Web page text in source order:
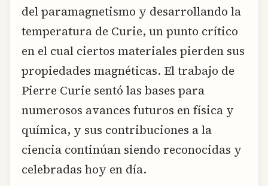
del paramagnetismo y desarrollando la
temperatura de Curie, un punto crítico
en el cual ciertos materiales pierden sus
propiedades magnéticas. El trabajo de
Pierre Curie sentó las bases para
numerosos avances futuros en física y
química, y sus contribuciones a la
ciencia continúan siendo reconocidas y
celebradas hoy en día.